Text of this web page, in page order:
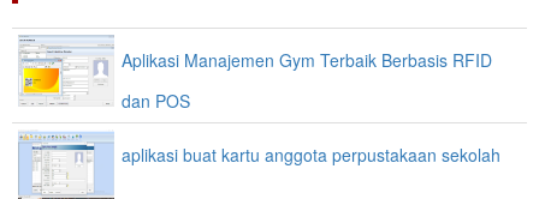
Aplikasi Manajemen Gym Terbaik Berbasis RFID
dan POS
aplikasi buat kartu anggota perpustakaan sekolah